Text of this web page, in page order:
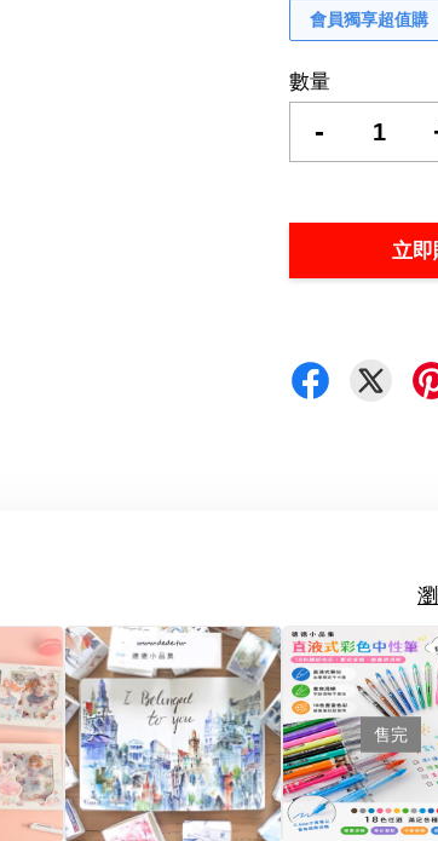
會員獨享超值購
數量
-
立
售完